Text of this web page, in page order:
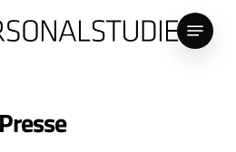
Menu
Presse
Close